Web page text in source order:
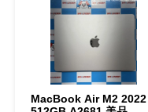
MacBook Air M2 2022